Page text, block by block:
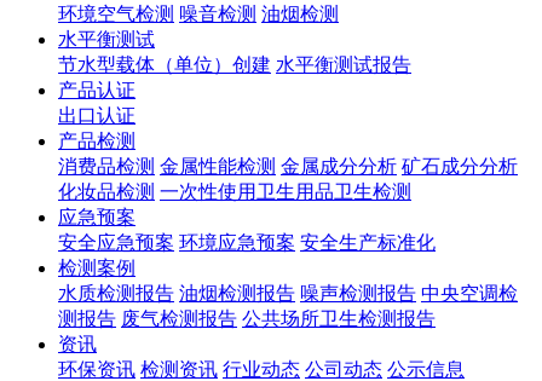
环境空气检测 噪音检测 油烟检测
水平衡测试
节水型载体（单位）创建 水平衡测试报告
产品认证
出口认证
产品检测
消费品检测 金属性能检测 金属成分分析 矿石成分分析
化妆品检测 一次性使用卫生用品卫生检测
应急预案
安全应急预案 环境应急预案 安全生产标准化
检测案例
水质检测报告 油烟检测报告 噪声检测报告 中央空调检
测报告 废气检测报告 公共场所卫生检测报告
资讯
环保资讯 检测资讯 行业动态 公司动态 公示信息